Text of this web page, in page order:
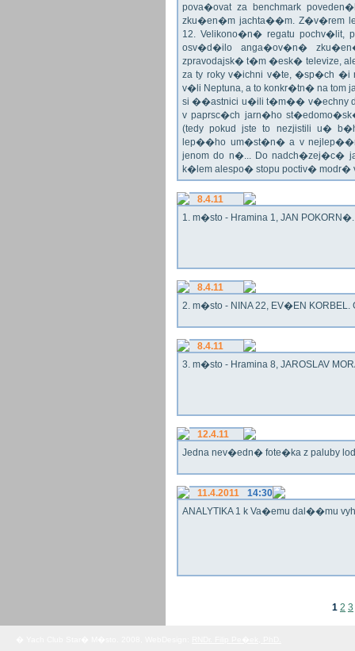
pova�ovat za benchmark
zku�en�m jachta��m. Z�v�rem
12. Velikono�n� regatu
osv�d�ilo anga�ov�n�
zpravodajsk� t�m �esk� televize,
za ty roky v�ichni v�te, �sp�ch
v�li Neptuna, a to konkr�tn� na tom
si ��astnici u�ili t�m�� v�echny
v paprsc�ch jarn�ho
(tedy pokud jste to nezjistili u�
lep��ho um�st�n� a v
jenom do n�... Do nadch�zej�c�
k�lem alespo� stopu poctiv�
8.4.11
1. m�sto - Hramina 1, JAN
8.4.11
2. m�sto - NINA 22, EV�EN KORBEL.
8.4.11
3. m�sto - Hramina 8, JAROSLAV
12.4.11
Jedna nev�edn� fote�ka z paluby
11.4.2011
14:30
ANALYTIKA 1 k Va�emu dal��mu
1 2 3